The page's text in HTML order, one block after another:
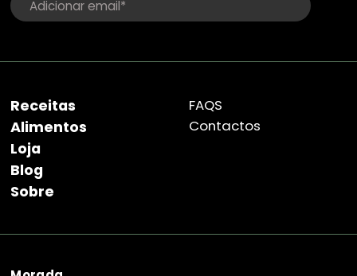
Receitas
Alimentos
Loja
Blog
Sobre
FAQS
Contactos